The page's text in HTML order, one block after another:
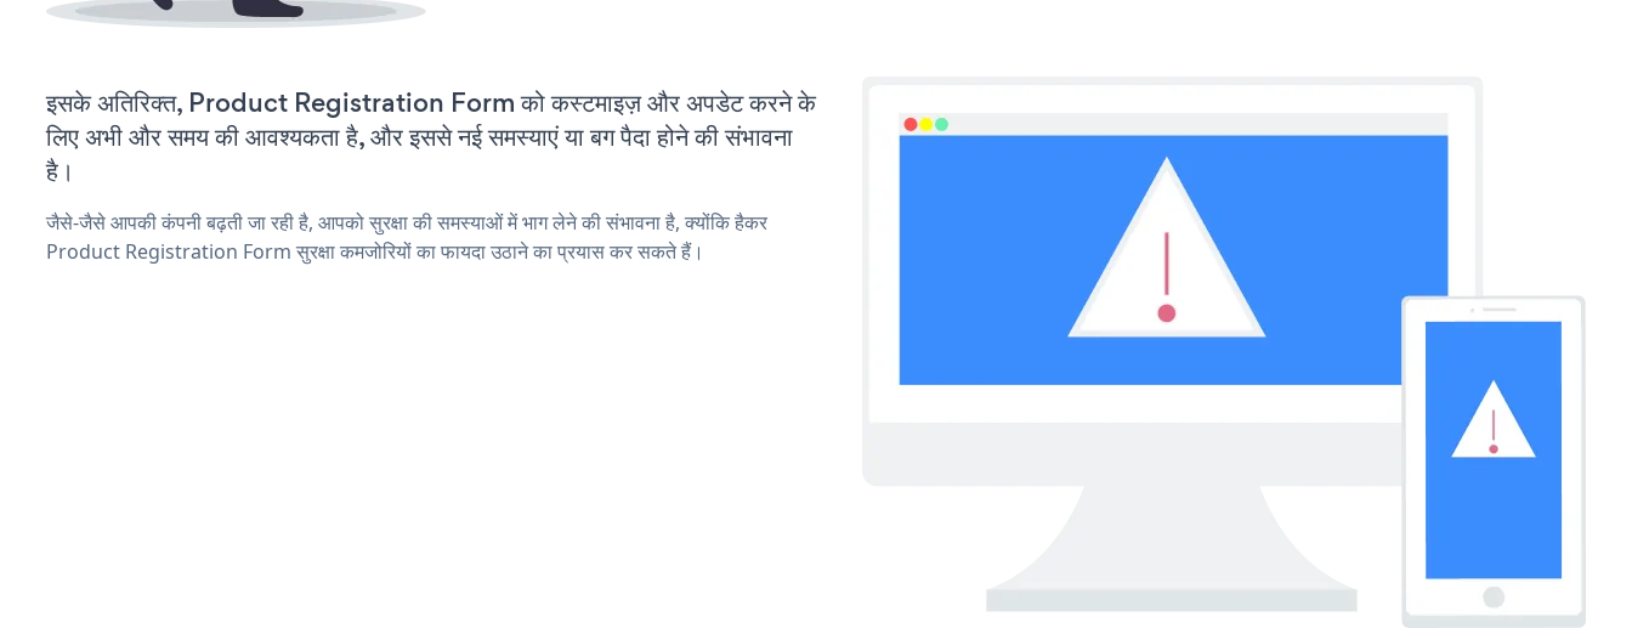
इसके अतिरिक्त, Product Registration Form को कस्टमाइज़ और अपडेट करने के
लिए अभी और समय की आवश्यकता है, और इससे नई समस्याएं या बग पैदा होने की संभावना
है।
जैसे-जैसे आपकी कंपनी बढ़ती जा रही है, आपको सुरक्षा की समस्याओं में भाग लेने की संभावना है, क्योंकि हैकर
Product Registration Form सुरक्षा कमजोरियों का फायदा उठाने का प्रयास कर सकते हैं।